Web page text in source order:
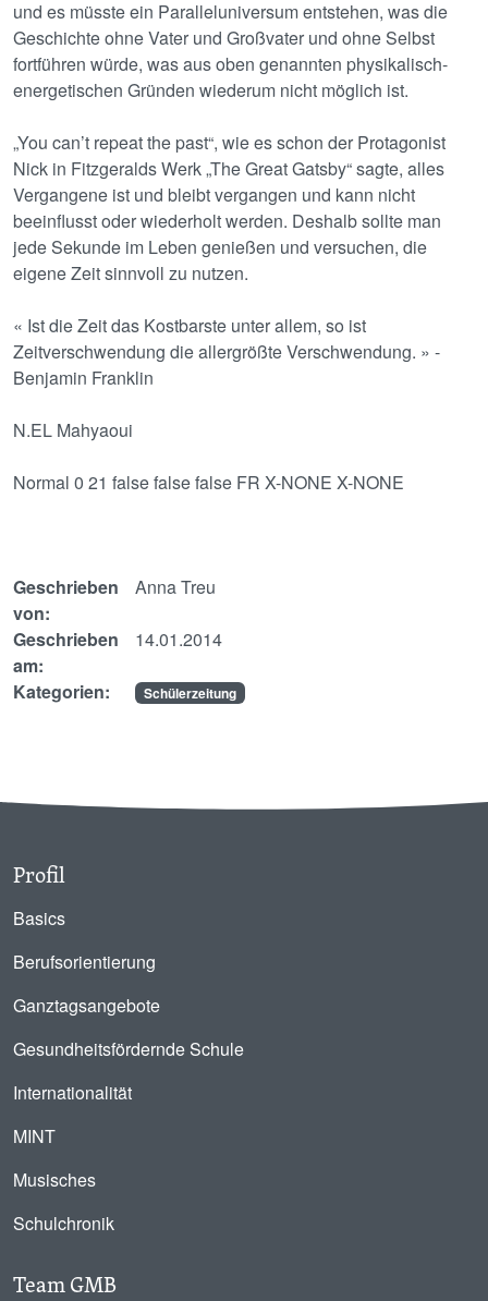
und es müsste ein Paralleluniversum entstehen, was die
Geschichte ohne Vater und Großvater und ohne Selbst
fortführen würde, was aus oben genannten physikalisch-
energetischen Gründen wiederum nicht möglich ist.
„You can’t repeat the past“, wie es schon der Protagonist
Nick in Fitzgeralds Werk „The Great Gatsby“ sagte, alles
Vergangene ist und bleibt vergangen und kann nicht
beeinflusst oder wiederholt werden. Deshalb sollte man
jede Sekunde im Leben genießen und versuchen, die
eigene Zeit sinnvoll zu nutzen.
« Ist die Zeit das Kostbarste unter allem, so ist
Zeitverschwendung die allergrößte Verschwendung. » -
Benjamin Franklin
N.EL Mahyaoui
Normal 0 21 false false false FR X-NONE X-NONE
Geschrieben
von:
Anna Treu
Geschrieben
am:
14.01.2014
Kategorien: Schülerzeitung
Profil
Basics
Berufsorientierung
Ganztagsangebote
Gesundheitsfördernde Schule
Internationalität
MINT
Musisches
Schulchronik
Team GMB